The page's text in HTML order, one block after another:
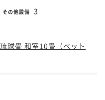
その他設備 3
球畳 和室10畳（ペット